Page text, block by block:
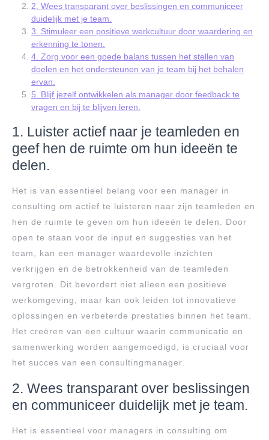
2. Wees transparant over beslissingen en communiceer
duidelijk met je team.
3. Stimuleer een positieve werkcultuur door waardering en
erkenning te tonen.
4. Zorg voor een goede balans tussen het stellen van
doelen en het ondersteunen van je team bij het behalen
ervan.
5. Blijf jezelf ontwikkelen als manager door feedback te
vragen en bij te blijven leren.
1. Luister actief naar je teamleden en
geef hen de ruimte om hun ideeën te
delen.
Het is van essentieel belang voor een manager in
consulting om actief te luisteren naar zijn teamleden en
hen de ruimte te geven om hun ideeën te delen. Door
open te staan voor de input en suggesties van het
team, kan een manager waardevolle inzichten
verkrijgen en de betrokkenheid van de teamleden
vergroten. Dit bevordert niet alleen een positieve
werkomgeving, maar kan ook leiden tot innovatieve
oplossingen en verbeterde prestaties binnen het team.
Het creëren van een cultuur waarin communicatie en
samenwerking worden aangemoedigd, is cruciaal voor
het succes van een consultingmanager.
2. Wees transparant over beslissingen
en communiceer duidelijk met je team.
Het is essentieel voor managers in consulting om